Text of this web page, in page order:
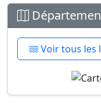
Voir tous les